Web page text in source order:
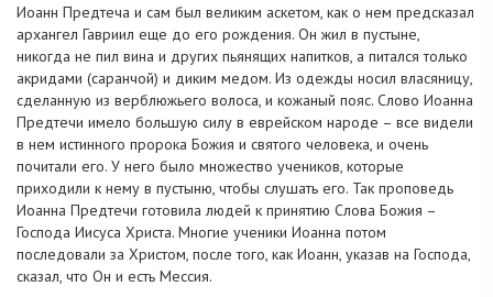
Иоанн Предтеча и сам был великим аскетом, как о нем предсказал
архангел Гавриил еще до его рождения. Он жил в пустыне,
никогда не пил вина и других пьянящих напитков, а питался только
акридами (саранчой) и диким медом. Из одежды носил власяницу,
сделанную из верблюжьего волоса, и кожаный пояс. Слово Иоанна
Предтечи имело большую силу в еврейском народе – все видели
в нем истинного пророка Божия и святого человека, и очень
почитали его. У него было множество учеников, которые
приходили к нему в пустыню, чтобы слушать его. Так проповедь
Иоанна Предтечи готовила людей к принятию Слова Божия –
Господа Иисуса Христа. Многие ученики Иоанна потом
последовали за Христом, после того, как Иоанн, указав на Господа,
сказал, что Он и есть Мессия.